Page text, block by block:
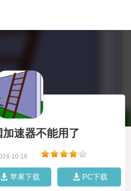
速器不能用了
10-18
苹果下载 PC下载